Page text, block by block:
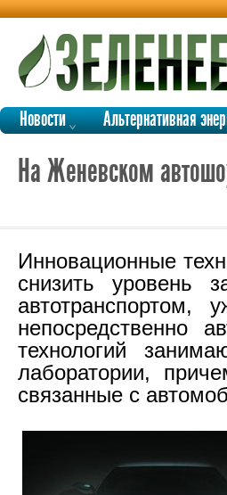
Новости Альтернативная
На Женевском
Инновационные
снизить уровень
непосредственно
технологий
лаборатории,
связанные с